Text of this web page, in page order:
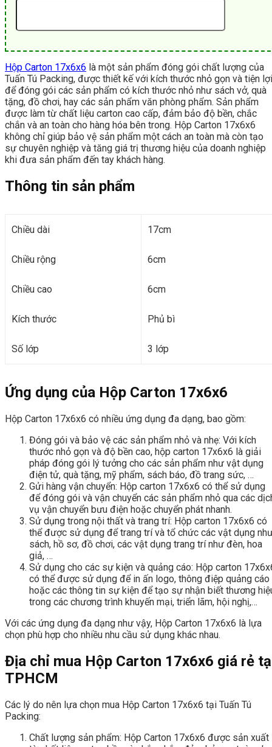
Hộp Carton 17x6x6 là một sản phẩm đóng gói chất lượng của
Tuấn Tú Packing, được thiết kế với kích thước nhỏ gọn và tiện lợi
để đóng gói các sản phẩm có kích thước nhỏ như sách vở, quà
tặng, đồ chơi, hay các sản phẩm văn phòng phẩm. Sản phẩm
được làm từ chất liệu carton cao cấp, đảm bảo độ bền, chắc
chắn và an toàn cho hàng hóa bên trong. Hộp Carton 17x6x6
không chỉ giúp bảo vệ sản phẩm một cách an toàn mà còn tạo
sự chuyên nghiệp và tăng giá trị thương hiệu của doanh nghiệp
khi đưa sản phẩm đến tay khách hàng.
Thông tin sản phẩm
Chiều dài 17cm
Chiều rộng 6cm
Chiều cao 6cm
Kích thước Phủ bì
Số lớp 3 lớp
Ứng dụng của Hộp Carton 17x6x6
Hộp Carton 17x6x6 có nhiều ứng dụng đa dạng, bao gồm:
Đóng gói và bảo vệ các sản phẩm nhỏ và nhẹ: Với kích
thước nhỏ gọn và độ bền cao, hộp carton 17x6x6 là giải
pháp đóng gói lý tưởng cho các sản phẩm như vật dụng
điện tử, quà tặng, mỹ phẩm, sách báo, đồ trang sức, …
Gửi hàng vận chuyển: Hộp carton 17x6x6 có thể sử dụng
để đóng gói và vận chuyển các sản phẩm nhỏ qua các
vụ vận chuyển bưu điện hoặc chuyển phát nhanh.
Sử dụng trong nội thất và trang trí: Hộp carton 17x6x6 có
thể được sử dụng để trang trí và tổ chức các vật dụng
sách, hồ sơ, đồ chơi, các vật dụng trang trí như đèn, hoa
giả, …
Sử dụng cho các sự kiện và quảng cáo: Hộp carton
có thể được sử dụng để in ấn logo, thông điệp quảng cáo
hoặc các thông tin sự kiện để tạo sự nhận biết thương
trong các chương trình khuyến mại, triển lãm, hội nghị,…
Với các ứng dụng đa dạng như vậy, Hộp Carton 17x6x6 là lựa
chọn phù hợp cho nhiều nhu cầu sử dụng khác nhau.
Địa chỉ mua Hộp Carton 17x6x6 giá rẻ
TPHCM
Các lý do nên lựa chọn mua Hộp Carton 17x6x6 tại Tuấn Tú
Packing:
Chất lượng sản phẩm: Hộp Carton 17x6x6 được sản xuất